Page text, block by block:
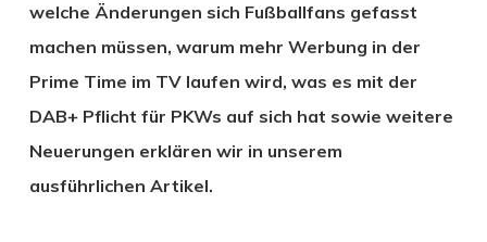
welche Änderungen sich Fußballfans gefasst
machen müssen, warum mehr Werbung in der
Prime Time im TV laufen wird, was es mit der
DAB+ Pflicht für PKWs auf sich hat sowie weitere
Neuerungen erklären wir in unserem
ausführlichen Artikel.